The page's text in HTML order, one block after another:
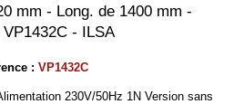
mm - Long. de 1400 mm -
- ILSA
: VP1432C
230V/50Hz 1N Version sans